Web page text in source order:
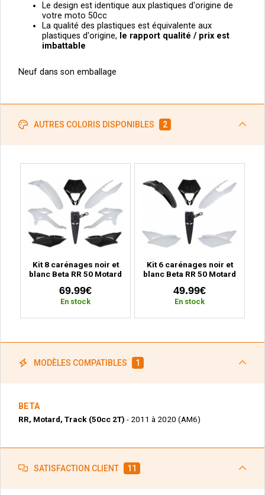
Le design est identique aux plastiques d'origine de
votre moto 50cc
La qualité des plastiques est équivalente aux
plastiques d'origine, le rapport qualité / prix est
imbattable
Neuf dans son emballage
AUTRES COLORIS DISPONIBLES 2
Kit 8 carénages noir et
blanc Beta RR 50 Motard
69.99€
En stock
Kit 6 carénages noir et
blanc Beta RR 50 Motard
49.99€
En stock
MODÈLES COMPATIBLES 1
BETA
RR, Motard, Track (50cc 2T) - 2011 à 2020 (AM6)
SATISFACTION CLIENT 11